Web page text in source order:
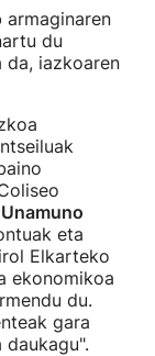
armaginaren
du
da, iazkoaren
eta
Elkarteko
ekonomikoa
du.
gara